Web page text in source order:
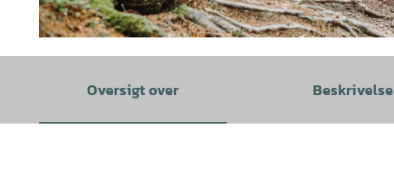
Oversigt over Beskrivelse